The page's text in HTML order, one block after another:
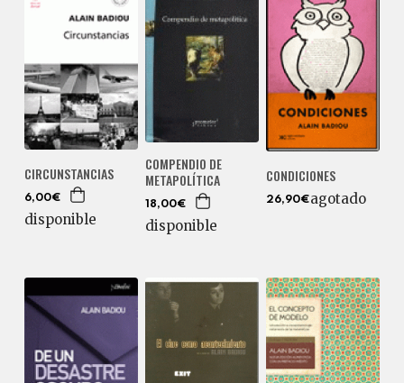
CIRCUNSTANCIAS
6,00€
disponible
COMPENDIO DE
METAPOLÍTICA
18,00€
disponible
CONDICIONES
26,90€agotado